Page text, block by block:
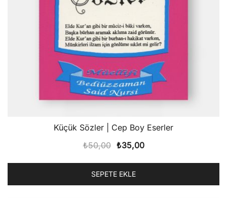
Küçük Sözler | Cep Boy Eserler
₺50,00 Orijinal
₺50,00.
₺35,00Şu
₺35,00.
SEPETE EKLE